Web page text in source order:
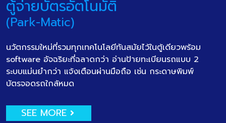
ตู้จ่ายบัตรอัตโนมัติ
(Park-Matic)
นวัตกรรมใหม่ที่รวมทุกเทคโนโลยีทันสมัยไว้ในตู้เดียวพร้อม
software อัจฉริยะที่ฉลาดกว่า อ่านป้ายทะเบียนรถแบบ 2
ระบบแม่นยำกว่า แจ้งเตือนผ่านมือถือ เช่น กระดาษพิมพ์
บัตรจอดรถใกล้หมด
SEE MORE